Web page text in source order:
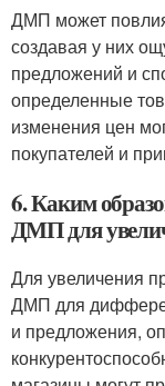
ДМП может
создавая у них
предложений и
определенные
изменения цен
покупателей и
6. Каким
ДМП для
Для увеличения
ДМП для
и предложения,